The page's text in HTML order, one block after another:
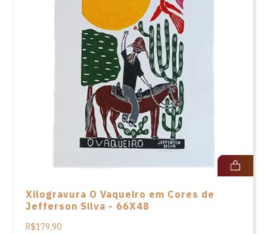
Xilogravura O Vaqueiro em Cores de
Jefferson Silva - 66X48
R$179,90